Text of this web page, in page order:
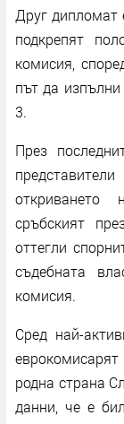
Друг дипломат
подкрепят
комисия,
път да
3.
През
сръбският
оттегли
съдебната
комисия.
Сред най-
родна страна
данни, че е